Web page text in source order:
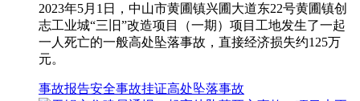
2023年5月1日，中山市黄圃镇兴圃大道东22号黄圃镇创
志工业城“三旧”改造项目（一期）项目工地发生了一起
一人死亡的一般高处坠落事故，直接经济损失约125万
元。
事故报告安全事故挂证高处坠落事故